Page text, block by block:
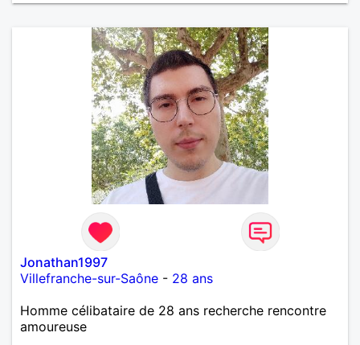
m'intéressez pas du tout!
Jonathan1997
Villefranche-sur-Saône - 28 ans
Homme célibataire de 28 ans recherche rencontre
amoureuse